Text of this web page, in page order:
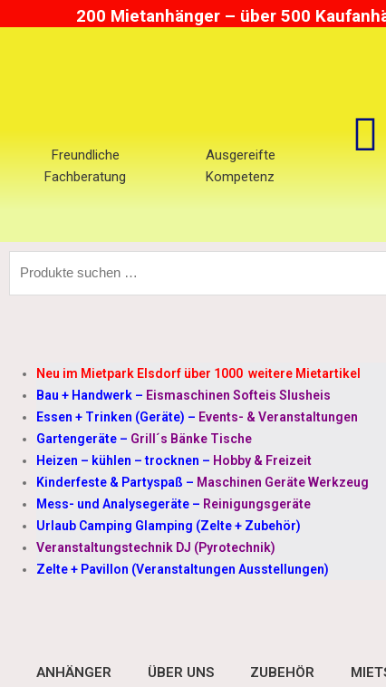
Inhalt
200 Mietanhänger – über 500
Freundliche
Fachberatung
Ausgereifte
Kompetenz
nach:
Neu im Mietpark Elsdorf über 1000 weitere Mietartikel
Bau + Handwerk – Eismaschinen Softeis Slusheis
Essen + Trinken (Geräte) – Events- & Veranstaltungen
Gartengeräte – Grill´s Bänke Tische
Heizen – kühlen – trocknen – Hobby & Freizeit
Kinderfeste & Partyspaß – Maschinen Geräte Werkzeug
Mess- und Analysegeräte – Reinigungsgeräte
Urlaub Camping Glamping (Zelte + Zubehör)
Veranstaltungstechnik DJ (Pyrotechnik)
Zelte + Pavillon (Veranstaltungen Ausstellungen)
ANHÄNGER ÜBER UNS ZUBEHÖR